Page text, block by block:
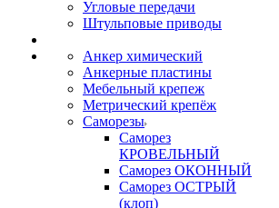
Угловые передачи
Штульповые приводы
Анкер химический
Анкерные пластины
Мебельный крепеж
Метрический крепёж
Саморезы
Саморез
КРОВЕЛЬНЫЙ
Саморез ОКОННЫЙ
Саморез ОСТРЫЙ
(клоп)